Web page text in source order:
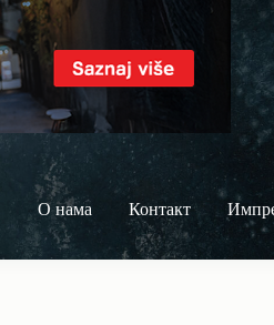
О нама Контакт